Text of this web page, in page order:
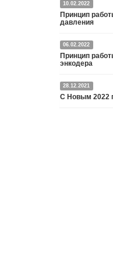
10.02.2022
Принцип
давления
Датчик или
специальное
давление среды
Подробнее
06.02.2022
Принцип
энкодера
Энкодер
преобразующий
28.12.2021
С Новым 2022